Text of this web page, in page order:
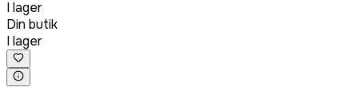
I lager
Din butik
I lager